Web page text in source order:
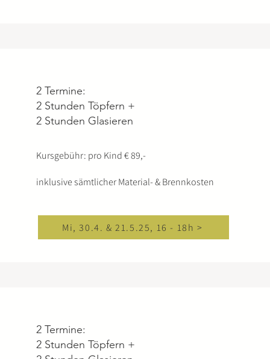
2 Termine:
2 Stunden Töpfern +
2 Stunden Glasieren
Kursgebühr: pro Kind € 89,-
inklusive sämtlicher Material- & Brennkosten
Mi, 30.4. & 21.5.25, 16 - 18h >
2 Termine:
2 Stunden Töpfern +